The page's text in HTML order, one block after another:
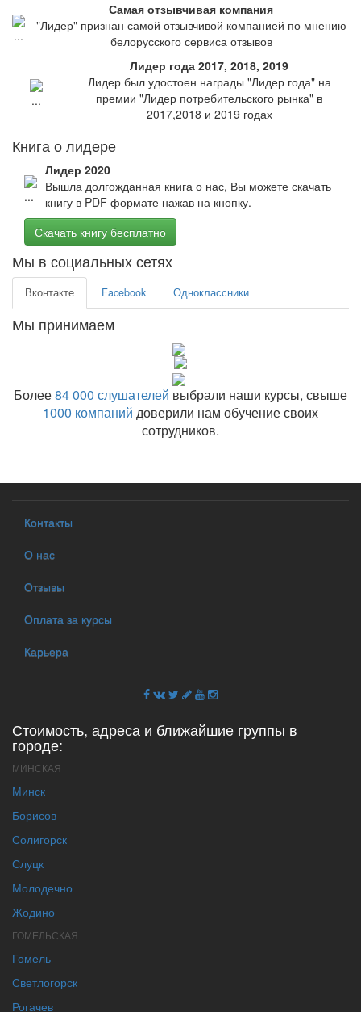
Самая отзывчивая компания
"Лидер" признан самой отзывчивой компанией по мнению
белорусского сервиса отзывов
Лидер года 2017, 2018, 2019
Лидер был удостоен награды "Лидер года" на
премии "Лидер потребительского рынка" в
2017,2018 и 2019 годах
Книга о лидере
Лидер 2020
Вышла долгожданная книга о нас, Вы можете скачать
книгу в PDF формате нажав на кнопку.
Скачать книгу бесплатно
Мы в социальных сетях
Вконтакте Facebook Одноклассники
Мы принимаем
Более84 000 слушателей выбрали наши курсы, свыше
1000 компаний доверили нам обучение своих
сотрудников.
Контакты
О нас
Отзывы
Оплата за курсы
Карьера
Стоимость, адреса и ближайшие группы в
городе:
МИНСКАЯ
Минск
Борисов
Солигорск
Слуцк
Молодечно
Жодино
ГОМЕЛЬСКАЯ
Гомель
Светлогорск
Рогачев